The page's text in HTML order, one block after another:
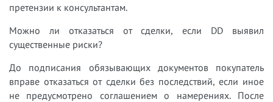
претензии к консультантам.
Можно ли отказаться от сделки, если DD выявил
существенные риски?
До подписания обязывающих документов покупатель
вправе отказаться от сделки без последствий, если иное
не предусмотрено соглашением о намерениях. После